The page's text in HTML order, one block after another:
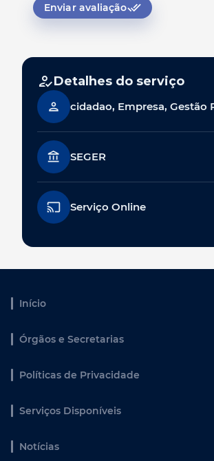
Enviar avaliação
Detalhes do serviço
cidadao, Empresa, Gestão
SEGER
Serviço Online
Início
Órgãos e Secretarias
Políticas de Privacidade
Serviços Disponíveis
Notícias